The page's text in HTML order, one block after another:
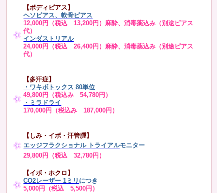
【ボディピアス】
ヘソピアス、軟骨ピアス
12,000円（税込 13,200円）麻酔、消毒薬込み（別途ピアス
代）
インダストリアル
24,000円（税込 26,400円）麻酔、消毒薬込み（別途ピアス
代）
【多汗症】
・ ワキボトックス 80単位
49,800円（税込み 54,780円）
・ミラドライ
170,000円（税込み 187,000円）
【しみ・イボ・汗管腫】
エッジフラクショナル トライアルモニター
29,800円（税込 32,780円）
【イボ・ホクロ】
CO2レーザー 1ミリ につき
5,000円（税込 5,500円）